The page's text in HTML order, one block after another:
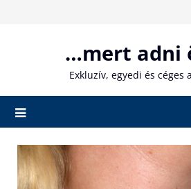
…mert adni
Exkluzív, egyedi és céges